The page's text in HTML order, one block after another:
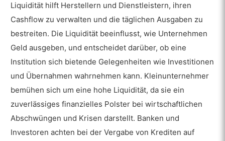
Liquidität hilft Herstellern und Dienstleistern, ihren
Cashflow zu verwalten und die täglichen Ausgaben zu
bestreiten. Die Liquidität beeinflusst, wie Unternehmen
Geld ausgeben, und entscheidet darüber, ob eine
Institution sich bietende Gelegenheiten wie Investitionen
und Übernahmen wahrnehmen kann. Kleinunternehmer
bemühen sich um eine hohe Liquidität, da sie ein
zuverlässiges finanzielles Polster bei wirtschaftlichen
Abschwüngen und Krisen darstellt. Banken und
Investoren achten bei der Vergabe von Krediten auf